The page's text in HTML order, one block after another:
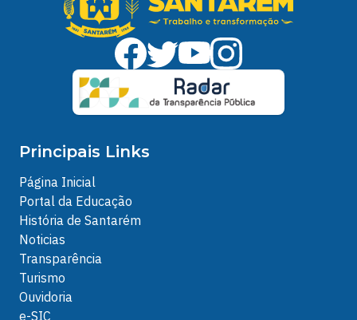
Principais Links
Página Inicial
Portal da Educação
História de Santarém
Noticias
Transparência
Turismo
Ouvidoria
e-SIC